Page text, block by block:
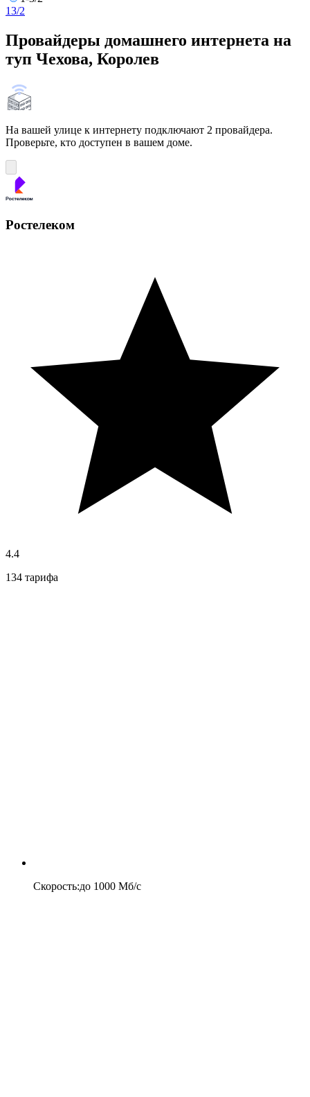
13/2
Провайдеры домашнего интернета на
туп Чехова, Королев
На вашей улице к интернету подключают 2 провайдера.
Проверьте, кто доступен в вашем доме.
Ростелеком
4.4
134 тарифа
Скорость:до 1000 Мб/c